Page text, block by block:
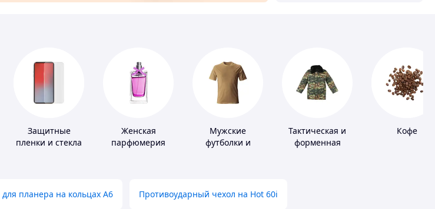
Защитные
пленки и стекла
Женская
парфюмерия
Мужские
футболки и
Тактическая и
форменная
Кофе
планера на кольцах А6 Противоударный чехол на Hot 60i